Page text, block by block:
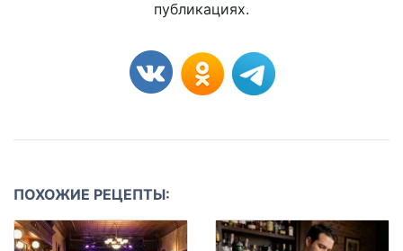
публикациях.
ПОХОЖИЕ РЕЦЕПТЫ: